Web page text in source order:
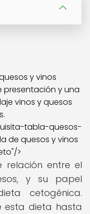
tabla-quesos-
de quesos y vinos
>
relación entre el
y su papel
cetogénica.
esta dieta hasta